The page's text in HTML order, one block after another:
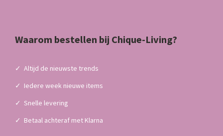
Waarom bestellen bij Chique-Living?
✓ Altijd de nieuwste trends
✓ Iedere week nieuwe items
✓ Snelle levering
✓ Betaal achteraf met Klarna